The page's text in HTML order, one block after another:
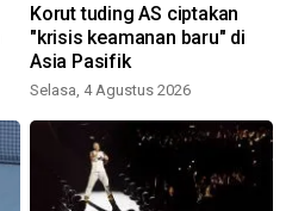
Korut tuding AS ciptakan
"krisis keamanan baru" di
Asia Pasifik
Selasa, 4 Agustus 2026